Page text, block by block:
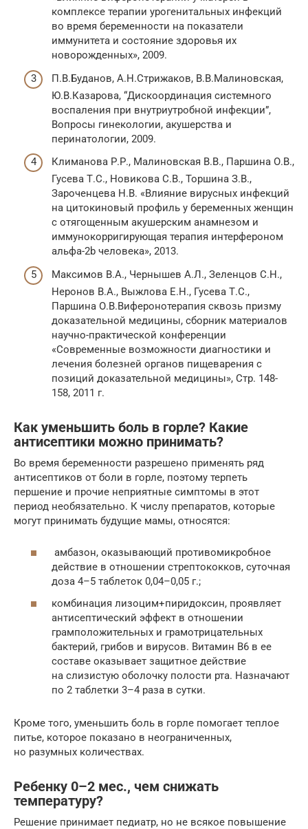
комплексе терапии урогенитальных инфекций
во время беременности на показатели
иммунитета и состояние здоровья их
новорожденных», 2009.
П.В.Буданов, А.Н.Стрижаков, В.В.Малиновская,
Ю.В.Казарова, “Дискоординация системного
воспаления при внутриутробной инфекции”,
Вопросы гинекологии, акушерства и
перинатологии, 2009.
Климанова Р.Р., Малиновская В.В., Паршина О.В.,
Гусева Т.С., Новикова С.В., Торшина З.В.,
Зароченцева Н.В. «Влияние вирусных инфекций
на цитокиновый профиль у беременных женщин
с отягощенным акушерским анамнезом и
иммунокорригирующая терапия интерфероном
альфа-2b человека», 2013.
Максимов В.А., Чернышев А.Л., Зеленцов С.Н.,
Неронов В.А., Выжлова Е.Н., Гусева Т.С.,
Паршина О.В.Виферонотерапия сквозь призму
доказательной медицины, сборник материалов
научно-практической конференции
«Современные возможности диагностики и
лечения болезней органов пищеварения с
позиций доказательной медицины», Стр. 148-
158, 2011 г.
Как уменьшить боль в горле? Какие
антисептики можно принимать?
Во время беременности разрешено применять ряд
антисептиков от боли в горле, поэтому терпеть
першение и прочие неприятные симптомы в этот
период необязательно. К числу препаратов, которые
могут принимать будущие мамы, относятся:
амбазон, оказывающий противомикробное
действие в отношении стрептококков, суточная
доза 4–5 таблеток 0,04–0,05 г.;
комбинация лизоцим+пиридоксин, проявляет
антисептический эффект в отношении
грамположительных и грамотрицательных
бактерий, грибов и вирусов. Витамин В6 в ее
составе оказывает защитное действие
на слизистую оболочку полости рта. Назначают
по 2 таблетки 3–4 раза в сутки.
Кроме того, уменьшить боль в горле помогает теплое
питье, которое показано в неограниченных,
но разумных количествах.
Ребенку 0–2 мес., чем снижать
температуру?
Решение принимает педиатр, но не всякое повышение